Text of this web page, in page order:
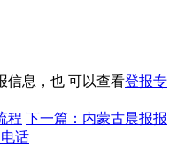
信息，也 可以查看登报专
程 下一篇：内蒙古晨报报
话